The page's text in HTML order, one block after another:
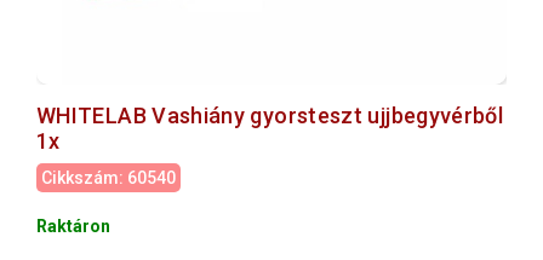
WHITELAB Vashiány gyorsteszt ujjbegyvérből
1x
Cikkszám: 60540
Raktáron